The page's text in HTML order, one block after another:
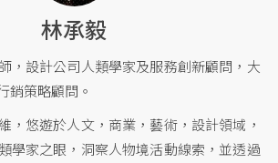
林承毅
，設計公司人類學家及服務創新顧問，大
銷策略顧問。
，悠遊於人文，商業，藝術，設計領域，
學家之眼，洞察人物境活動線索，並透過